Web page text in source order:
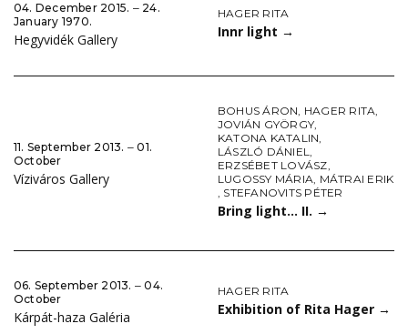
04. December 2015. ‒ 24.
January 1970.
Hegyvidék Gallery
HAGER RITA
Innr light →
11. September 2013. ‒ 01.
October
Víziváros Gallery
BOHUS ÁRON, HAGER RITA,
JOVIÁN GYÖRGY,
KATONA KATALIN,
LÁSZLÓ DÁNIEL,
ERZSÉBET LOVÁSZ,
LUGOSSY MÁRIA, MÁTRAI ERIK
, STEFANOVITS PÉTER
Bring light… II. →
06. September 2013. ‒ 04.
October
Kárpát-haza Galéria
HAGER RITA
Exhibition of Rita Hager →